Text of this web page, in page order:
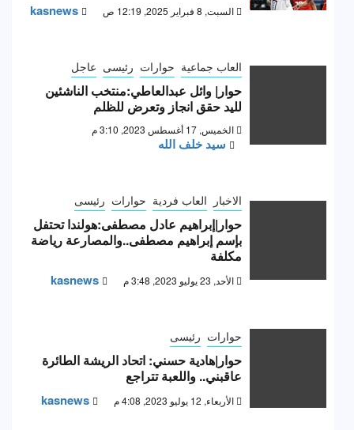
السبت, 8 فبراير 2025, 12:19 ص kasnews
العاب جماعية حوارات رئيسى عاجل
حوار| وائل عبدالعاطي:منتخب الناشئين
لليد حقق انجاز وتعرض للظلم
الخميس, 17 أغسطس 2023, 3:10 م
سيد خلف الله
الاخبار العاب فردية حوارات رئيسى
حوار|إبراهيم عادل مصطفى:هولندا تحتفل
بإسم إبراهيم مصطفى..والمصارعة رياضة
مكلفة
الأحد, 23 يوليو 2023, 3:48 م kasnews
حوارات رئيسى
حوار|هادية حسني: اتحاد الريشة الطائرة
عاقبني.. واللعبة تتراجع
الأربعاء, 12 يوليو 2023, 4:08 م kasnews